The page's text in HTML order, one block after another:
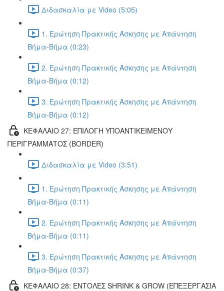
Διδασκαλία με Video (5:05)
1. Ερώτηση Πρακτικής Άσκησης με Απάντηση
Βήμα-Βήμα (0:23)
2. Ερώτηση Πρακτικής Άσκησης με Απάντηση
Βήμα-Βήμα (0:12)
3. Ερώτηση Πρακτικής Άσκησης με Απάντηση
Βήμα-Βήμα (0:12)
ΚΕΦΑΛΑΙΟ 27: ΕΠΙΛΟΓΗ ΥΠΟΑΝΤΙΚΕΙΜΕΝΟΥ
ΠΕΡΙΓΡΑΜΜΑΤΟΣ (BORDER)
Διδασκαλία με Video (3:51)
1. Ερώτηση Πρακτικής Άσκησης με Απάντηση
Βήμα-Βήμα (0:11)
2. Ερώτηση Πρακτικής Άσκησης με Απάντηση
Βήμα-Βήμα (0:11)
3. Ερώτηση Πρακτικής Άσκησης με Απάντηση
Βήμα-Βήμα (0:37)
ΚΕΦΑΛΑΙΟ 28: ΕΝΤΟΛΕΣ SHRINK & GROW (ΕΠΕΞΕΡΓΑΣΙΑ